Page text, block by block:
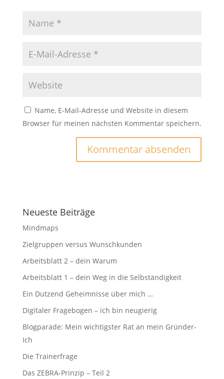
Name, E-Mail-Adresse und Website in diesem
Browser für meinen nächsten Kommentar speichern.
Neueste Beiträge
Mindmaps
Zielgruppen versus Wunschkunden
Arbeitsblatt 2 – dein Warum
Arbeitsblatt 1 – dein Weg in die Selbständigkeit
Ein Dutzend Geheimnisse über mich …
Digitaler Fragebogen – ich bin neugierig
Blogparade: Mein wichtigster Rat an mein Gründer-
Ich
Die Trainerfrage
Das ZEBRA-Prinzip – Teil 2